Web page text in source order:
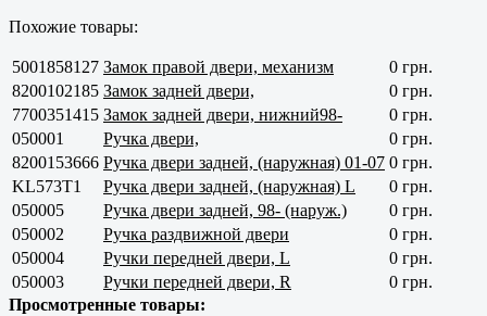
Похожие товары:
5001858127 Замок правой двери, механизм
0 грн.
8200102185 Замок задней двери,
0 грн.
7700351415 Замок задней двери, нижний98-
0 грн.
050001
Ручка двери,
0 грн.
8200153666 Ручка двери задней, (наружная) 01-07 0 грн.
KL573T1
Ручка двери задней, (наружная) L
0 грн.
050005
Ручка двери задней, 98- (наруж.)
0 грн.
050002
Ручка раздвижной двери
0 грн.
050004
Ручки передней двери, L
0 грн.
050003
Ручки передней двери, R
0 грн.
Просмотренные товары: